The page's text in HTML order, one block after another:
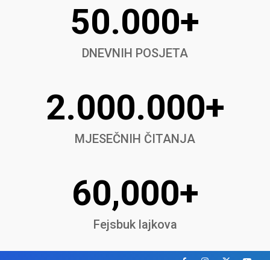
50.000+
DNEVNIH POSJETA
2.000.000+
MJESEČNIH ČITANJA
60,000+
Fejsbuk lajkova